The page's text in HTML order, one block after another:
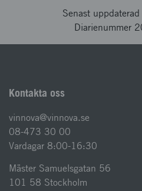
Senast
Diarienummer
Kontakta oss
vinnova@vinnova.se
08-473 30 00
Vardagar 8:00-16:30
Mäster Samuelsgatan 56
101 58 Stockholm